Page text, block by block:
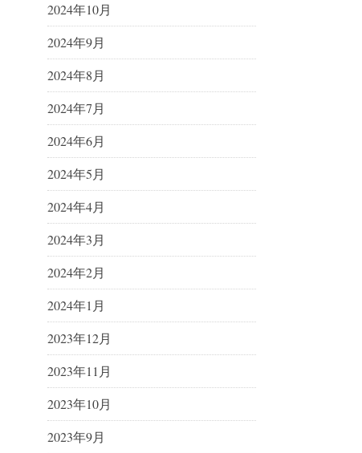
2024年10月
2024年9月
2024年8月
2024年7月
2024年6月
2024年5月
2024年4月
2024年3月
2024年2月
2024年1月
2023年12月
2023年11月
2023年10月
2023年9月